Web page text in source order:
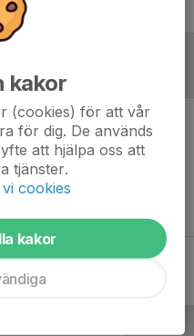
skrivet
kakor
(cookies) för att vår
för dig. De används
att hjälpa oss att
tjänster.
cookies
kakor